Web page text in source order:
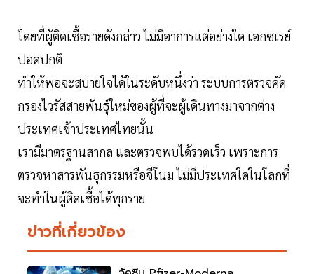
โดยที่ผู้ติดเชื้อรายดังกล่าว ไม่มีอาการแต่อย่างใด เอกซเรย์
ปอดปกติ
ทำให้พอจะสบายใจได้ในระดับหนึ่งว่า ระบบการตรวจคัด
กรองไวรัสสายพันธุ์ใหม่ของผู้ที่จะผู้เดินทางมาจากต่าง
ประเทศเข้าประเทศไทยนั้น
เรามีมาตรฐานสากล และตรวจพบได้รวดเร็ว เพราะการ
ตรวจหาสารพันธุกรรมหรือจีโนม ไม่มีประเทศใดในโลกที่
จะทำในผู้ติดเชื้อได้ทุกราย
ข่าวที่เกี่ยวข้อง